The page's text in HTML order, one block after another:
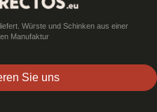
Würste und Schinken aus einer
Manufaktur
Sie uns